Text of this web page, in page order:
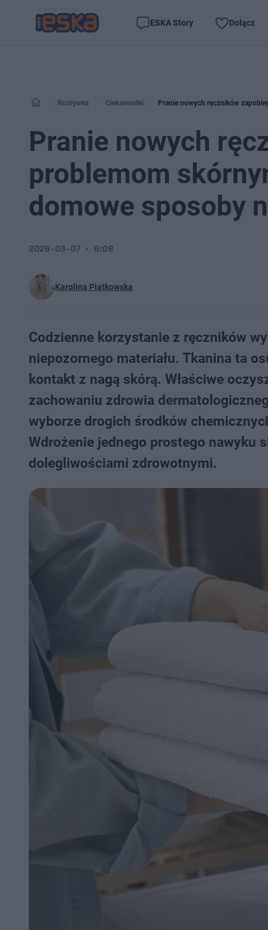
ESKA Story Dołącz
Rozrywka Ciekawostki Pranie nowych ręczników
Pranie nowych
problemom
domowe sposoby
Karolina Piątkowska
2026-03-07 6:08
Codzienne korzystanie z ręczników
niepozornego materiału. Tkanina ta
kontakt z nagą skórą. Właściwe
zachowaniu zdrowia
wyborze drogich środków
Wdrożenie jednego prostego nawyku
dolegliwościami zdrowotnymi.